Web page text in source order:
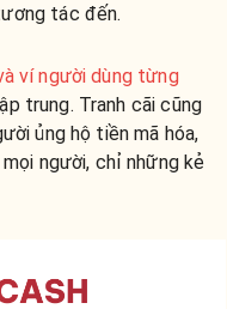
tác đến.
ví người dùng từng
trung. Tranh cãi cũng
ủng hộ tiền mã hóa,
người, chỉ những kẻ